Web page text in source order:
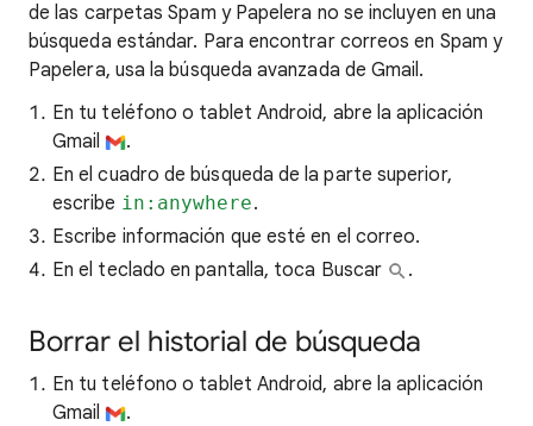
de las carpetas Spam y Papelera no se incluyen en una
búsqueda estándar. Para encontrar correos en Spam y
Papelera, usa la búsqueda avanzada de Gmail.
En tu teléfono o tablet Android, abre la aplicación
Gmail
.
En el cuadro de búsqueda de la parte superior,
escribe in:anywhere.
Escribe información que esté en el correo.
En el teclado en pantalla, toca Buscar
.
Borrar el historial de búsqueda
En tu teléfono o tablet Android, abre la aplicación
Gmail
.